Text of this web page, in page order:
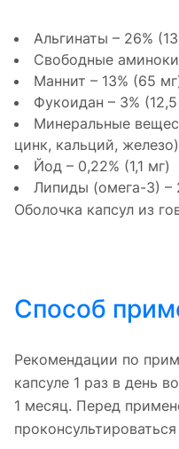
Альгинаты – 26%
Свободные
Маннит – 13% (65
Фукоидан – 3%
Минеральные
цинк, кальций,
Йод – 0,22% (1,1 мг)
Липиды (омега-3) –
Оболочка капсул из
Способ
Рекомендации по
капсуле 1 раз в день
1 месяц. Перед